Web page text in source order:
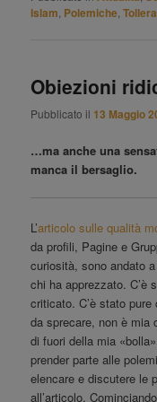
Islam Polemiche ,
Obiezioni
Pubblicato il 13 Maggio
…ma anche una
manca il bersaglio.
L’articolo sulle qualità
da profili, Pagine e
curiosità, sono andato
chi ha apprezzato. C’è
criticato. C’è stato
da sprecare, non è mia
di fuori della mia
prender parte alle
elencare e discutere le
all’articolo.